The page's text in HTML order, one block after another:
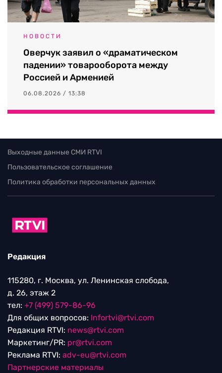
НОВОСТИ
Оверчук заявил о «драматическом
падении» товарооборота между
Россией и Арменией
06.08.2026 / 13:38
Выходные данные СМИ RTVI
Пользовательское соглашение
Политика обработки персональных данных
Редакция
115280, г. Москва, ул. Ленинская слобода,
д. 26, этаж 2
тел: +7 (499) 579-86-96
Для общих вопросов: Infortvi@rtvi.com
Редакция RTVI: news@rtvi.com
Маркетинг/PR: pr@rtvi.com
Реклама RTVI: adv-eu@rtvi.com
Партнерские материалы